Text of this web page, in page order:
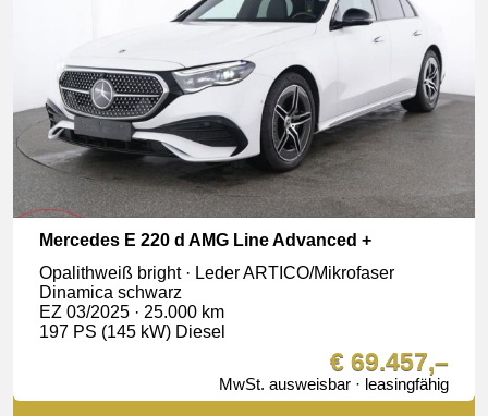
Mercedes E 220 d AMG Line Advanced +
Opalithweiß bright · Leder ARTICO/Mikrofaser
Dinamica schwarz
EZ 03/2025 · 25.000 km
197 PS (145 kW) Diesel
€ 69.457,–
MwSt. ausweisbar · leasingfähig